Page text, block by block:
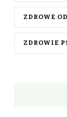
ZDROWE
ZDROWIE